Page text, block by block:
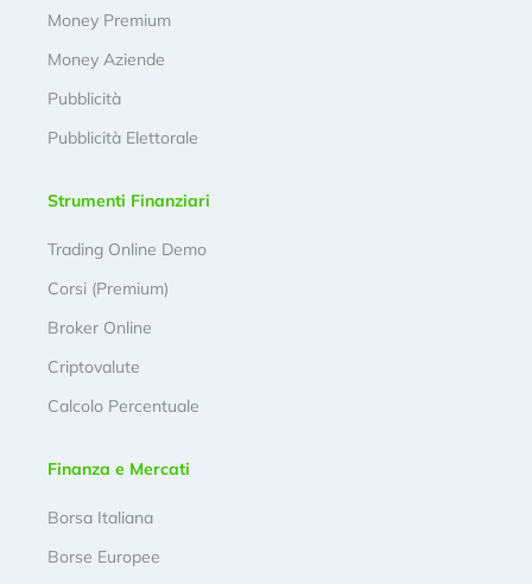
Money Premium
Money Aziende
Pubblicità
Pubblicità Elettorale
Strumenti Finanziari
Trading Online Demo
Corsi (Premium)
Broker Online
Criptovalute
Calcolo Percentuale
Finanza e Mercati
Borsa Italiana
Borse Europee